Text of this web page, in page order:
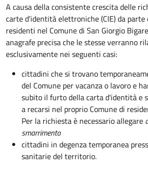
A causa della consistente crescita delle
carte d'identità elettroniche (CIE) da
residenti nel Comune di San Giorgio
anagrafe precisa che le stesse verranno
esclusivamente nei seguenti casi:
cittadini che si trovano
del Comune per vacanza o lavoro e
subito il furto della carta d'identità e
a recarsi nel proprio Comune di
Per la richiesta è necessario allegare
smarrimento
cittadini in degenza temporanea
sanitarie del territorio.